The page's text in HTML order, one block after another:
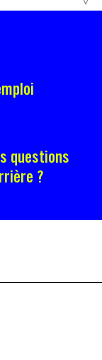
questions
?